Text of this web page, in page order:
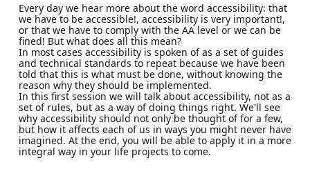
Every day we hear more about the word accessibility: that
we have to be accessible!, accessibility is very important!,
or that we have to comply with the AA level or we can be
fined! But what does all this mean?
In most cases accessibility is spoken of as a set of guides
and technical standards to repeat because we have been
told that this is what must be done, without knowing the
reason why they should be implemented.
In this first session we will talk about accessibility, not as a
set of rules, but as a way of doing things right. We'll see
why accessibility should not only be thought of for a few,
but how it affects each of us in ways you might never have
imagined. At the end, you will be able to apply it in a more
integral way in your life projects to come.